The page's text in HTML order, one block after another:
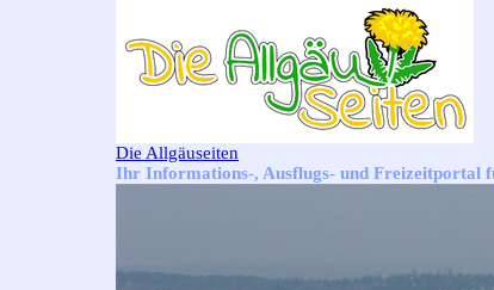
Die Allgäuseiten
Ihr Informations-, Ausflugs- und Freizeitportal